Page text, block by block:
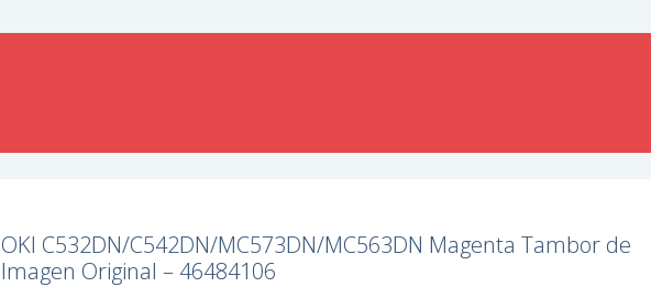
OKI C532DN/C542DN/MC573DN/MC563DN Magenta Tambor de
Imagen Original – 46484106